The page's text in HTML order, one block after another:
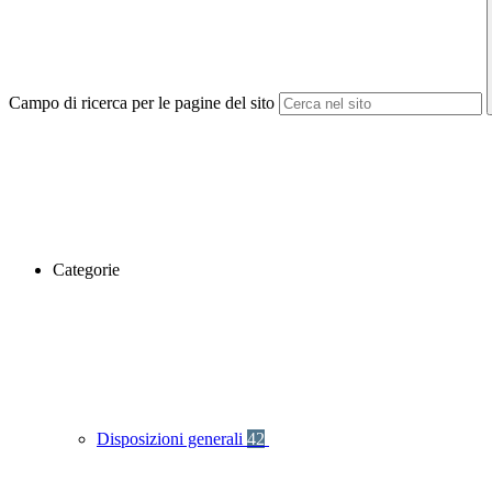
Campo di ricerca per le pagine del sito
Categorie
Disposizioni generali 42